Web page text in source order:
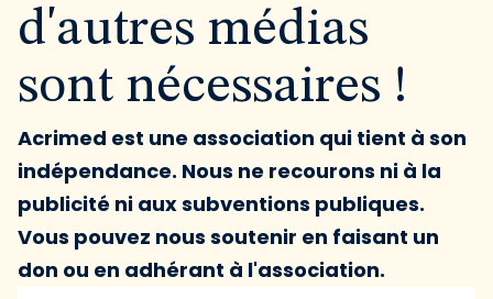
d'autres médias
sont nécessaires !
Acrimed est une association qui tient à son
indépendance. Nous ne recourons ni à la
publicité ni aux subventions publiques.
Vous pouvez nous soutenir en faisant un
don ou en adhérant à l'association.